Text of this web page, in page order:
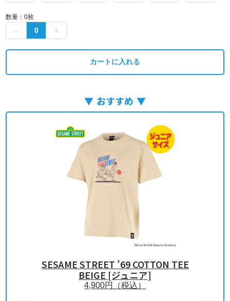
数量：0枚
カートに入れる
おすすめ
SESAME STREET ’69 COTTON TEE
BEIGE [ジュニア]
4,900円（税込）